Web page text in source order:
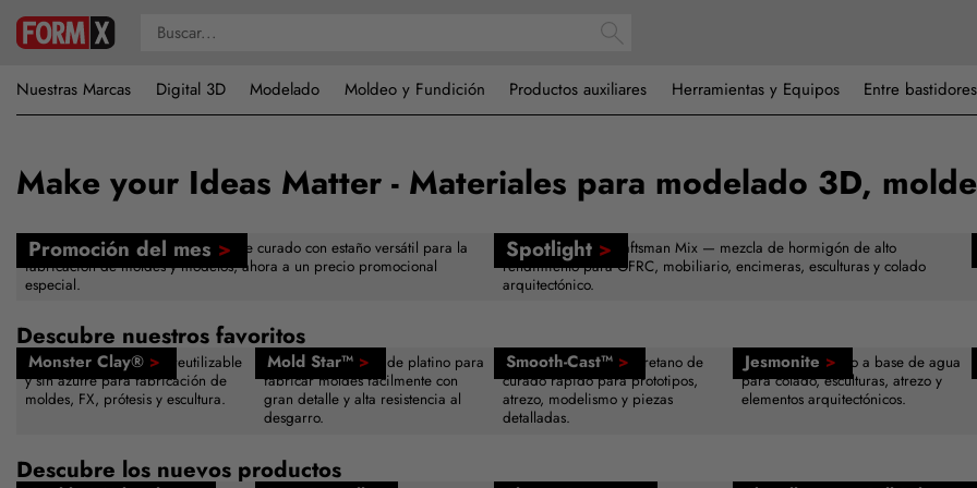
Nuestras Marcas Digital 3D Modelado Moldeo y Fundición Productos auxiliares Herramientas y Equipos Entre bastidores
Make your Ideas Matter - Materiales para modelado 3D,
Promoción del mes >
FormSil 25 — caucho de silicona de curado con estaño versátil para la
fabricación de moldes y modelos, ahora a un precio promocional
especial.
Spotlight >
Buddy Rhodes™ Craftsman Mix — mezcla de hormigón de alto
rendimiento para GFRC, mobiliario, encimeras, esculturas y colado
arquitectónico.
Descubre nuestros favoritos
Monster Clay® >
Plastilina de modelado reutilizable
y sin azufre para fabricación de
moldes, FX, prótesis y escultura.
Mold Star™ >
Caucho de silicona de platino para
fabricar moldes fácilmente con
gran detalle y alta resistencia al
desgarro.
Smooth-Cast™ >
Resina de colada de uretano de
curado rápido para prototipos,
atrezo, modelismo y piezas
detalladas.
Jesmonite >
Composite acrílico a base de agua
para colado, esculturas, atrezo y
elementos arquitectónicos.
Descubre los nuevos productos